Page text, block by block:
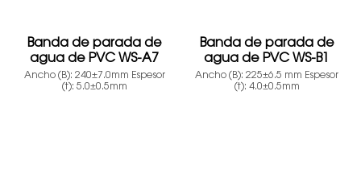
Banda de parada de
agua de PVC WS-A7
Ancho (B): 240±7.0mm Espesor
(t): 5.0±0.5mm
Banda de parada de
agua de PVC WS-B1
Ancho (B): 225±6.5 mm Espesor
(t): 4.0±0.5mm